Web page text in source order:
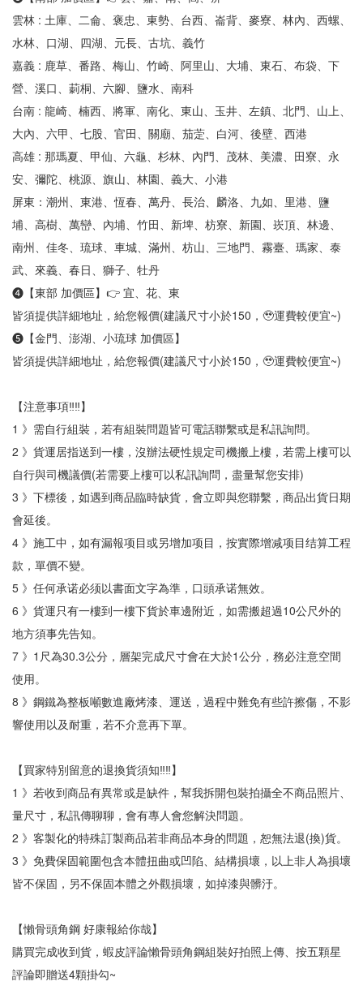
雲林 : 土庫、二侖、褒忠、東勢、台西、崙背、麥寮、林內、西螺、
水林、口湖、四湖、元長、古坑、義竹
嘉義 : 鹿草、番路、梅山、竹崎、阿里山、大埔、東石、布袋、下
營、溪口、莿桐、六腳、鹽水、南科
台南 : 龍崎、楠西、將軍、南化、東山、玉井、左鎮、北門、山上、
大內、六甲、七股、官田、關廟、茄萣、白河、後壁、西港
高雄 : 那瑪夏、甲仙、六龜、杉林、內門、茂林、美濃、田寮、永
安、彌陀、桃源、旗山、林園、義大、小港
屏東：潮州、東港、恆春、萬丹、長治、麟洛、九如、里港、鹽
埔、高樹、萬巒、內埔、竹田、新埤、枋寮、新園、崁頂、林邊、
南州、佳冬、琉球、車城、滿州、枋山、三地門、霧臺、瑪家、泰
武、來義、春日、獅子、牡丹
❹【東部 加價區】👉 宜、花、東
皆須提供詳細地址，給您報價(建議尺寸小於150，🥹運費較便宜~)
❺【金門、澎湖、小琉球 加價區】
皆須提供詳細地址，給您報價(建議尺寸小於150，🥹運費較便宜~)
【注意事項‼‼】
1 》需自行組裝，若有組裝問題皆可電話聯繫或是私訊詢問。
2 》貨運居指送到一樓，沒辦法硬性規定司機搬上樓，若需上樓可以
自行與司機議價(若需要上樓可以私訊詢問，盡量幫您安排)
3 》下標後，如遇到商品臨時缺貨，會立即與您聯繫，商品出貨日期
會延後。
4 》施工中，如有漏報项目或另增加项目，按實際增减项目结算工程
款，單價不變。
5 》任何承诺必须以書面文字為準，口頭承诺無效。
6 》貨運只有一樓到一樓下貨於車邊附近，如需搬超過10公尺外的
地方須事先告知。
7 》1尺為30.3公分，層架完成尺寸會在大於1公分，務必注意空間
使用。
8 》鋼鐵為整板噸數進廠烤漆、運送，過程中難免有些許擦傷，不影
響使用以及耐重，若不介意再下單。
【買家特別留意的退換貨須知‼‼】
1 》若收到商品有異常或是缺件，幫我拆開包裝拍攝全不商品照片、
量尺寸，私訊傳聊聊，會有專人會您解決問題。
2 》客製化的特殊訂製商品若非商品本身的問題，恕無法退(換)貨。
3 》免費保固範圍包含本體扭曲或凹陷、結構損壞，以上非人為損壞
皆不保固，另不保固本體之外觀損壞，如掉漆與髒汙。
【懶骨頭角鋼 好康報給你哉】
購買完成收到貨，蝦皮評論懶骨頭角鋼組裝好拍照上傳、按五顆星
評論即贈送4顆掛勾~